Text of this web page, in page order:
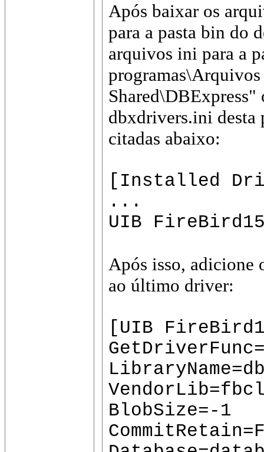
Após baixar os
para a pasta bin do
arquivos ini para a
dbxdrivers.ini desta
citadas abaixo:
[Installed
...
UIB
Após isso, adicione
ao último driver:
[UIB
BlobSize=-1